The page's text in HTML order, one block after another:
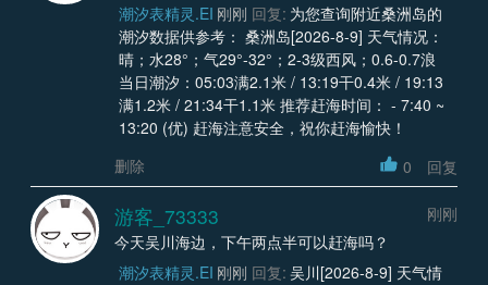
潮汐表精灵.EI 刚刚 回复: 为您查询附近桑洲岛的
潮汐数据供参考： 桑洲岛[2026-8-9] 天气情况：
晴；水28°；气29°-32°；2-3级西风；0.6-0.7浪
当日潮汐：05:03满2.1米 / 13:19干0.4米 / 19:13
满1.2米 / 21:34干1.1米 推荐赶海时间： - 7:40 ~
13:20 (优) 赶海注意安全，祝你赶海愉快！
删除
0 回复
游客_73333
刚刚
今天吴川海边，下午两点半可以赶海吗？
潮汐表精灵.EI 刚刚 回复: 吴川[2026-8-9] 天气情